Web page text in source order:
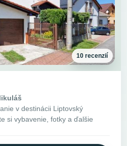
10 recenzií
v destinácii Liptovský
si vybavenie, fotky a ďalšie